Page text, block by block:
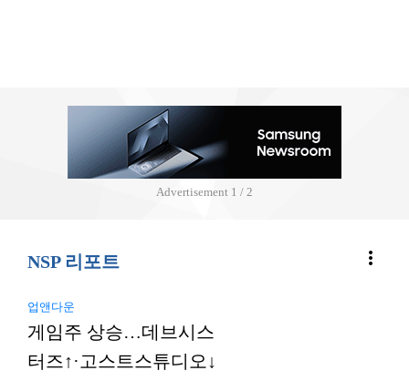
Advertisement 2 / 2
NSP 리포트 more_vert
업앤다운
게임주 상승…데브시스
터즈↑·고스트스튜디오↓